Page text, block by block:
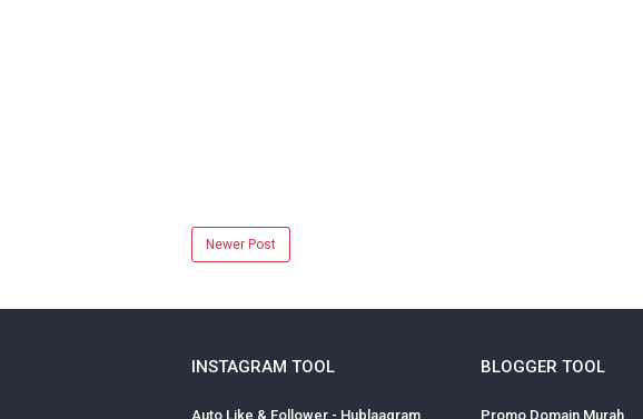
Newer Post
INSTAGRAM TOOL
Auto Like & Follower - Hublaagram
BLOGGER TOOL
Promo Domain Murah